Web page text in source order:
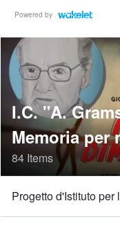
Powered by
I.C. "A.
Memoria per
84 Items
Progetto d'Istituto